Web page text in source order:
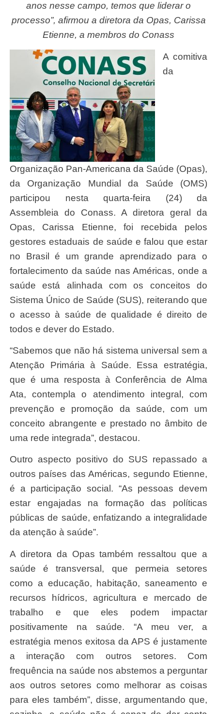
anos nesse campo, temos que liderar o
processo”, afirmou a diretora da Opas, Carissa
Etienne, a membros do Conass
A comitiva
da
Organização Pan-Americana da Saúde (Opas),
da Organização Mundial da Saúde (OMS)
participou nesta quarta-feira (24) da
Assembleia do Conass. A diretora geral da
Opas, Carissa Etienne, foi recebida pelos
gestores estaduais de saúde e falou que estar
no Brasil é um grande aprendizado para o
fortalecimento da saúde nas Américas, onde a
saúde está alinhada com os conceitos do
Sistema Único de Saúde (SUS), reiterando que
o acesso à saúde de qualidade é direito de
todos e dever do Estado.
“Sabemos que não há sistema universal sem a
Atenção Primária à Saúde. Essa estratégia,
que é uma resposta à Conferência de Alma
Ata, contempla o atendimento integral, com
prevenção e promoção da saúde, com um
conceito abrangente e prestado no âmbito de
uma rede integrada”, destacou.
Outro aspecto positivo do SUS repassado a
outros países das Américas, segundo Etienne,
é a participação social. “As pessoas devem
estar engajadas na formação das políticas
públicas de saúde, enfatizando a integralidade
da atenção à saúde”.
A diretora da Opas também ressaltou que a
saúde é transversal, que permeia setores
como a educação, habitação, saneamento e
recursos hídricos, agricultura e mercado de
trabalho e que eles podem impactar
positivamente na saúde. “A meu ver, a
estratégia menos exitosa da APS é justamente
a interação com outros setores. Com
frequência na saúde nos abstemos a perguntar
aos outros setores como melhorar as coisas
para eles também”, disse, argumentando que,